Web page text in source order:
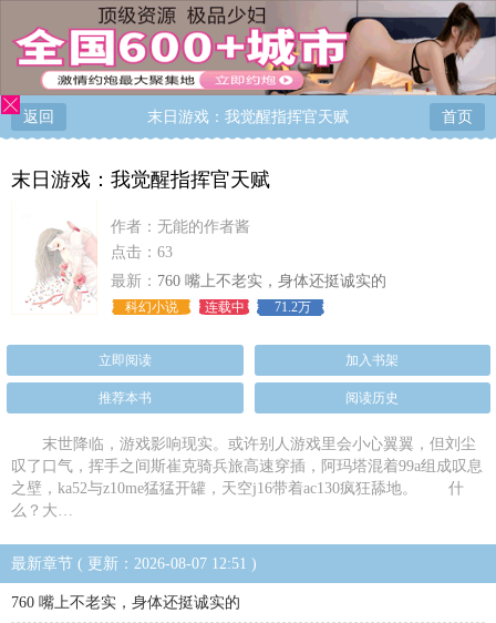
返回 末日游戏：我觉醒指挥官天赋 首页
末日游戏：我觉醒指挥官天赋
作者： 无能的作者酱
点击：63
最新： 760 嘴上不老实，身体还挺诚实的
科幻小说 连载中 71.2万
立即阅读 加入书架
推荐本书 阅读历史
末世降临，游戏影响现实。或许别人游戏里会小心翼翼，但刘尘
叹了口气，挥手之间斯崔克骑兵旅高速穿插，阿玛塔混着99a组成叹息
之壁，ka52与z10me猛猛开罐，天空j16带着ac130疯狂舔地。 什
么？大…
最新章节 ( 更新：2026-08-07 12:51 )
760 嘴上不老实，身体还挺诚实的